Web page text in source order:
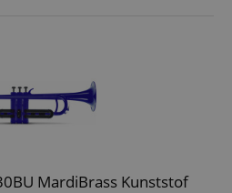
MardiBrass Kunststof